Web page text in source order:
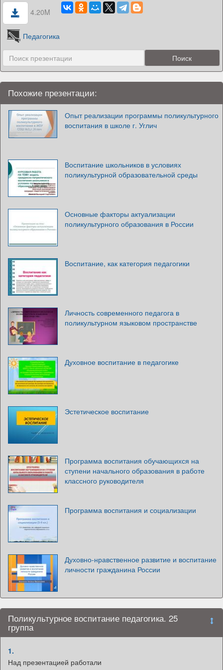
4.20M
Педагогика
Похожие презентации:
Опыт реализации программы поликультурного
воспитания в школе г. Углич
Воспитание школьников в условиях
поликультурной образовательной среды
Основные факторы актуализации
поликультурного образования в России
Воспитание, как категория педагогики
Личность современного педагога в
поликультурном языковом пространстве
Духовное воспитание в педагогике
Эстетическое воспитание
Программа воспитания обучающихся на
ступени начального образования в работе
классного руководителя
Программа воспитания и социализации
Духовно-нравственное развитие и воспитание
личности гражданина России
Поликультурное воспитание педагогика. 25
группа
1.
Над презентацией работали